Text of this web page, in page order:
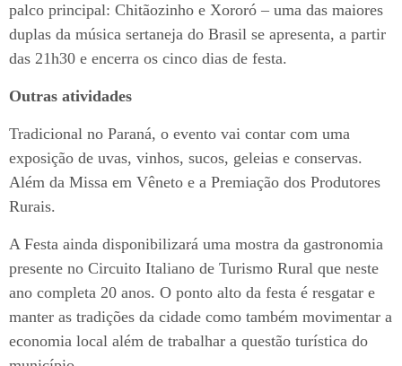
palco principal: Chitãozinho e Xororó – uma das maiores
duplas da música sertaneja do Brasil se apresenta, a partir
das 21h30 e encerra os cinco dias de festa.
Outras atividades
Tradicional no Paraná, o evento vai contar com uma
exposição de uvas, vinhos, sucos, geleias e conservas.
Além da Missa em Vêneto e a Premiação dos Produtores
Rurais.
A Festa ainda disponibilizará uma mostra da gastronomia
presente no Circuito Italiano de Turismo Rural que neste
ano completa 20 anos. O ponto alto da festa é resgatar e
manter as tradições da cidade como também movimentar a
economia local além de trabalhar a questão turística do